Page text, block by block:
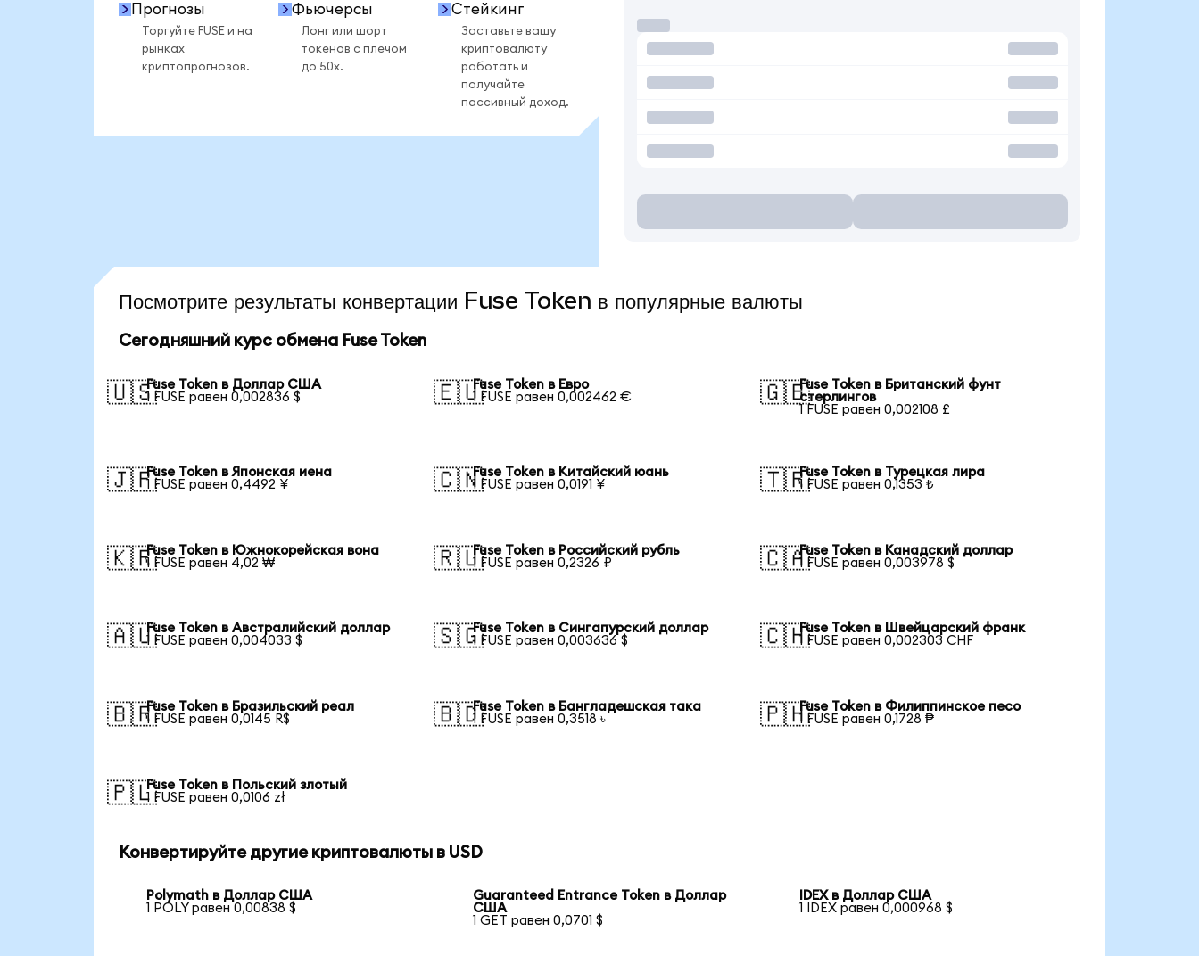
Прогнозы
Торгуйте FUSE и на
рынках
криптопрогнозов.
Фьючерсы
Лонг или шорт
токенов с плечом
до 50x.
Стейкинг
Заставьте вашу
криптовалюту
работать и
получайте
пассивный доход.
Посмотрите результаты конвертации Fuse Token в популярные валюты
Сегодняшний курс обмена Fuse Token
🇺🇸Fuse Token в Доллар США
1 FUSE равен 0,002836 $
🇪🇺Fuse Token в Евро
1 FUSE равен 0,002462 €
🇬🇧Fuse Token в Британский фунт
стерлингов
1 FUSE равен 0,002108 £
🇯🇵Fuse Token в Японская иена
1 FUSE равен 0,4492 ¥
🇨🇳Fuse Token в Китайский юань
1 FUSE равен 0,0191 ¥
🇹🇷Fuse Token в Турецкая лира
1 FUSE равен 0,1353 ₺
🇰🇷Fuse Token в Южнокорейская вона
1 FUSE равен 4,02 ₩
🇷🇺Fuse Token в Российский рубль
1 FUSE равен 0,2326 ₽
🇨🇦Fuse Token в Канадский доллар
1 FUSE равен 0,003978 $
🇦🇺Fuse Token в Австралийский доллар
1 FUSE равен 0,004033 $
🇸🇬Fuse Token в Сингапурский доллар
1 FUSE равен 0,003636 $
🇨🇭Fuse Token в Швейцарский франк
1 FUSE равен 0,002303 CHF
🇧🇷Fuse Token в Бразильский реал
1 FUSE равен 0,0145 R$
🇧🇩Fuse Token в Бангладешская така
1 FUSE равен 0,3518 ৳
🇵🇭Fuse Token в Филиппинское песо
1 FUSE равен 0,1728 ₱
🇵🇱Fuse Token в Польский злотый
1 FUSE равен 0,0106 zł
Конвертируйте другие криптовалюты в USD
Polymath в Доллар США
1 POLY равен 0,00838 $
Guaranteed Entrance Token в Доллар
США
1 GET равен 0,0701 $
IDEX в Доллар США
1 IDEX равен 0,000968 $